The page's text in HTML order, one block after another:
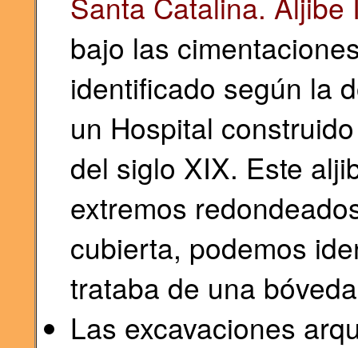
bajo las
identificado según la
un Hospital
del siglo XIX. Este
extremos
cubierta, podemos
trataba de una
Las excavaciones